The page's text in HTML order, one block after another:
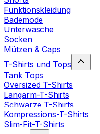
Funktionskleidung
Bademode
Unterwäsche
Socken
Mützen & Caps
T-Shirts und Tops
Tank Tops
Oversized T-Shirts
Langarm-T-Shirts
Schwarze T-Shirts
Kompressions-T-Shirts
Slim-Fit-T-Shirts